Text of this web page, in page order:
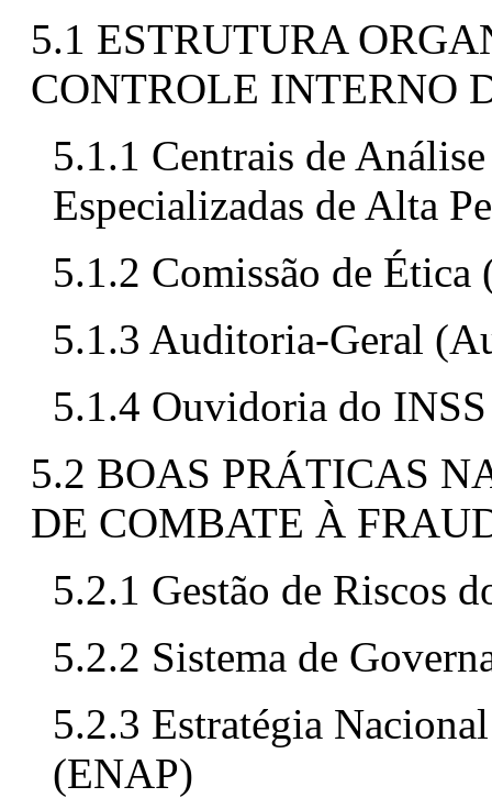
5.1 ESTRUTURA
CONTROLE INTERNO
5.1.1 Centrais de
Especializadas de Alta
5.1.2 Comissão de
5.1.3 Auditoria-Geral
5.1.4 Ouvidoria do INSS
5.2 BOAS PRÁTICAS
DE COMBATE À
5.2.1 Gestão de Riscos
5.2.2 Sistema de
5.2.3 Estratégia
(ENAP)